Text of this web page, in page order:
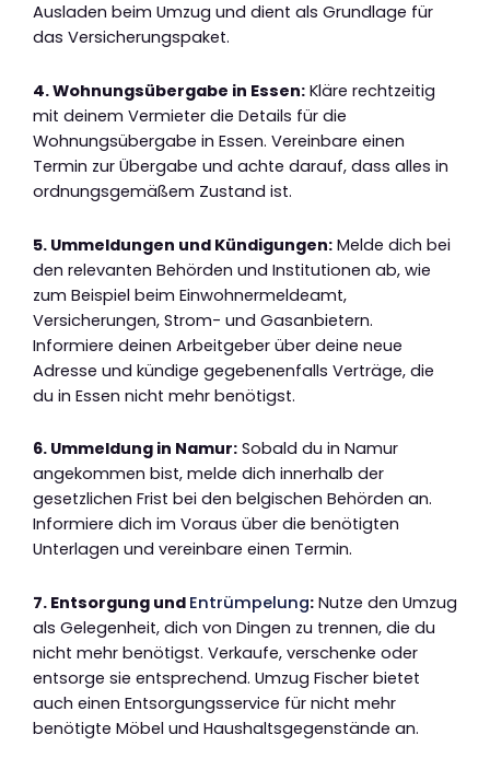
Ausladen beim Umzug und dient als Grundlage für
das Versicherungspaket.
4. Wohnungsübergabe in Essen: Kläre rechtzeitig
mit deinem Vermieter die Details für die
Wohnungsübergabe in Essen. Vereinbare einen
Termin zur Übergabe und achte darauf, dass alles in
ordnungsgemäßem Zustand ist.
5. Ummeldungen und Kündigungen: Melde dich bei
den relevanten Behörden und Institutionen ab, wie
zum Beispiel beim Einwohnermeldeamt,
Versicherungen, Strom- und Gasanbietern.
Informiere deinen Arbeitgeber über deine neue
Adresse und kündige gegebenenfalls Verträge, die
du in Essen nicht mehr benötigst.
6. Ummeldung in Namur: Sobald du in Namur
angekommen bist, melde dich innerhalb der
gesetzlichen Frist bei den belgischen Behörden an.
Informiere dich im Voraus über die benötigten
Unterlagen und vereinbare einen Termin.
7. Entsorgung und Entrümpelung: Nutze den Umzug
als Gelegenheit, dich von Dingen zu trennen, die du
nicht mehr benötigst. Verkaufe, verschenke oder
entsorge sie entsprechend. Umzug Fischer bietet
auch einen Entsorgungsservice für nicht mehr
benötigte Möbel und Haushaltsgegenstände an.